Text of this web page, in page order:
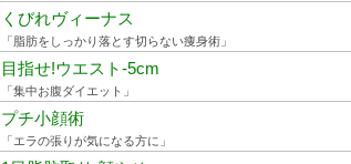
くびれヴィーナス
「脂肪をしっかり落とす切らない痩身術」
目指せ!ウエスト‐5cm
「集中お腹ダイエット」
プチ小顔術
「エラの張りが気になる方に」